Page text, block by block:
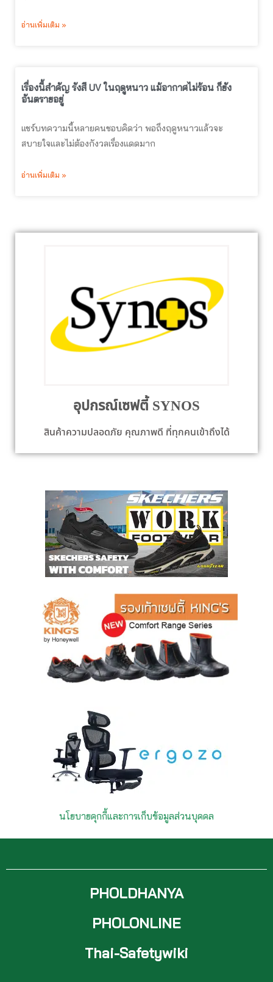
อ่านเพิ่มเติม »
เรื่องนี้สำคัญ รังสี UV ในฤดูหนาว แม้อากาศไม่ร้อน ก็ยัง
อันตรายอยู่
แชร์บทความนี้หลายคนชอบคิดว่า พอถึงฤดูหนาวแล้วจะ
สบายใจและไม่ต้องกังวลเรื่องแดดมาก
อ่านเพิ่มเติม »
อุปกรณ์เซฟตี้ SYNOS
สินค้าความปลอดภัย คุณภาพดี ที่ทุกคนเข้าถึงได้
นโยบายคุกกี้และการเก็บข้อมูลส่วนบุคคล
PHOLDHANYA
PHOLONLINE
Thai-Safetywiki